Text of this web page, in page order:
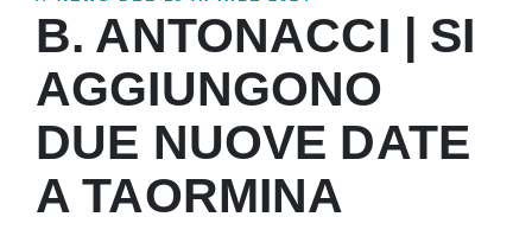
B. ANTONACCI | SI
AGGIUNGONO
DUE NUOVE DATE
A TAORMINA